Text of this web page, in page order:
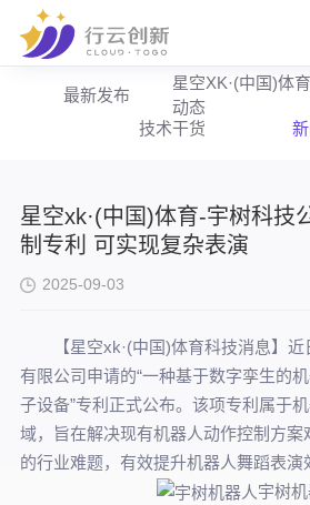
最新发布
星空XK·(中国)体育
动态
技术干货
星空xk·(中国)体育-宇树科技
制专利 可实现复杂表演
2025-09-03
【星空xk·(中国)体育科技消息】
有限公司申请的“一种基于数字孪生的
子设备”专利正式公布。该项专利属于
域，旨在解决现有机器人动作控制方案
的行业难题，有效提升机器人舞蹈表演
宇树